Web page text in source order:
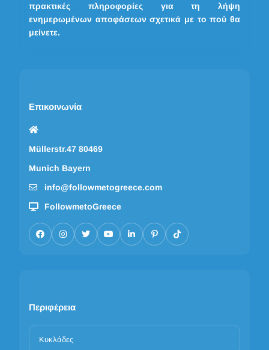
πρακτικές πληροφορίες για τη λήψη
ενημερωμένων αποφάσεων σχετικά με το πού θα
μείνετε.
Επικοινωνία
Müllerstr.47 80469
Munich Bayern
info@followmetogreece.com
FollowmetoGreece
Περιφέρεια
Κυκλάδες